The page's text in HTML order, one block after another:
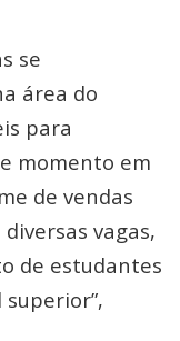
se
área do
para
momento em
de vendas
vagas,
de estudantes